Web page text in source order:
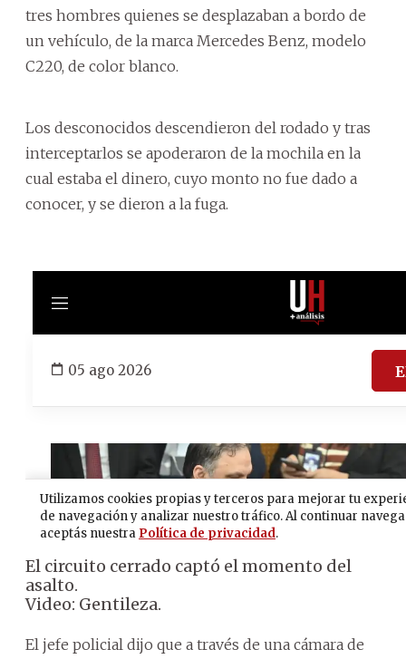
tres hombres quienes se desplazaban a bordo de
un vehículo, de la marca Mercedes Benz, modelo
C220, de color blanco.
Los desconocidos descendieron del rodado y tras
interceptarlos se apoderaron de la mochila en la
cual estaba el dinero, cuyo monto no fue dado a
conocer, y se dieron a la fuga.
El circuito cerrado captó el momento del
asalto.
Video: Gentileza.
El jefe policial dijo que a través de una cámara de